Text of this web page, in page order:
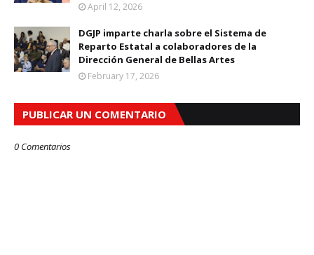
April 12, 2026
DGJP imparte charla sobre el Sistema de
Reparto Estatal a colaboradores de la
Dirección General de Bellas Artes
February 17, 2026
PUBLICAR UN COMENTARIO
0 Comentarios